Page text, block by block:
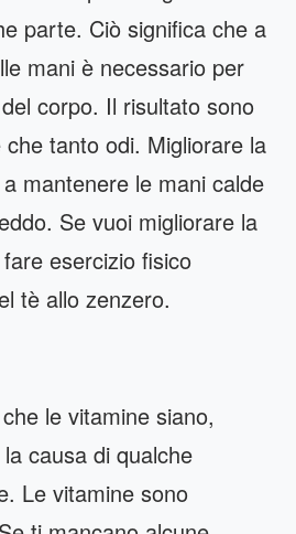
parte. Ciò significa che a
mani è necessario per
corpo. Il risultato sono
tanto odi. Migliorare la
mantenere le mani calde
Se vuoi migliorare la
esercizio fisico
tè allo zenzero.
le vitamine siano,
causa di qualche
Le vitamine sono